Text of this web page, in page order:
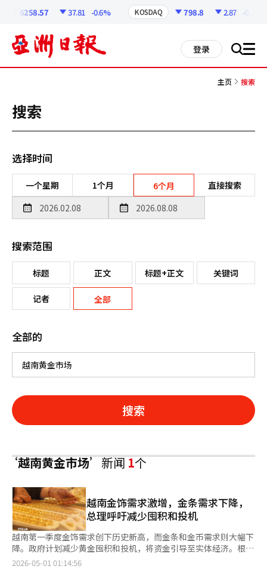
6258.57 37.81 -0.6% KOSDAQ 798.8 2.87 -0.36%
登录 搜 all
主页 搜索
搜索
选择时间
一个星期 1个月 6个月 直接搜索
搜索范围
标题 正文 标题+正文 关键词
记者 全部
全部的
搜索
‘越南黄金市场’新闻1个
越南金饰需求激增，金条需求下降，
总理呼吁减少囤积和投机
越南第一季度金饰需求创下历史新高，而金条和金币需求则大幅下
降。政府计划减少黄金囤积和投机，将资金引导至实体经济。根据
世界黄金协会的报告，越南第一季度金饰需求达到4.72亿美元，比
2026-05-01 01:14:56
页